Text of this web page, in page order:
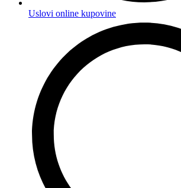
Uslovi online kupovine